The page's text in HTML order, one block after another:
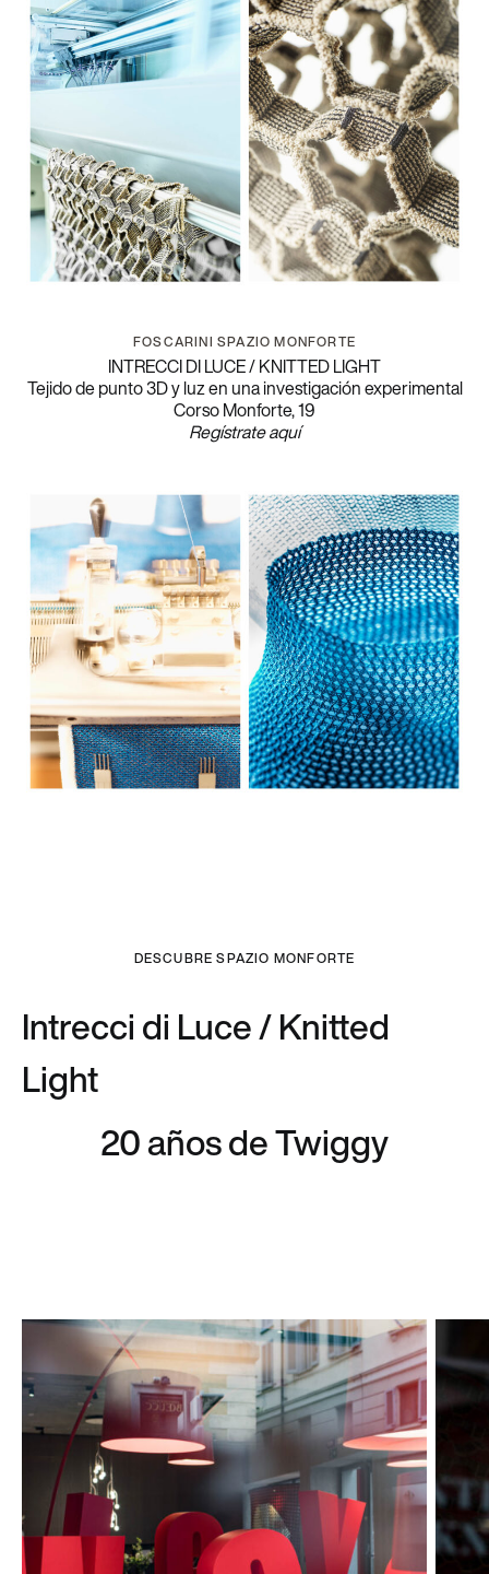
FOSCARINI SPAZIO MONFORTE
INTRECCI DI LUCE / KNITTED LIGHT
Tejido de punto 3D y luz en una investigación experimental
Corso Monforte, 19
Regístrate aquí
DESCUBRE SPAZIO MONFORTE
Intrecci di Luce / Knitted
Light
20 años de Twiggy